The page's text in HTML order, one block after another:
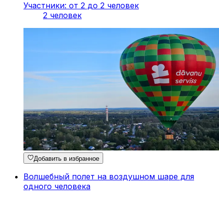
Участники: от 2 до 2 человек
2 человек
Добавить в избранное
Волшебный полет на воздушном шаре для
одного человека